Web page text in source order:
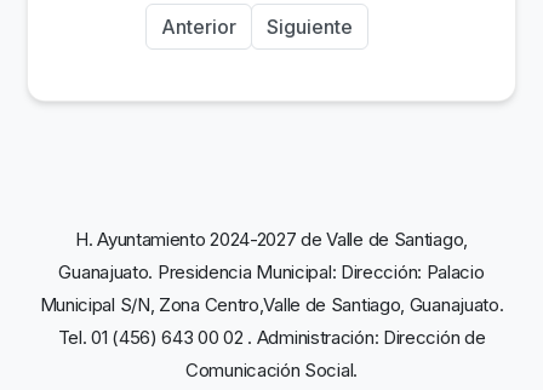
Anterior Siguiente
H. Ayuntamiento 2024-2027 de Valle de Santiago,
Guanajuato. Presidencia Municipal: Dirección: Palacio
Municipal S/N, Zona Centro,Valle de Santiago, Guanajuato.
Tel. 01 (456) 643 00 02 . Administración: Dirección de
Comunicación Social.